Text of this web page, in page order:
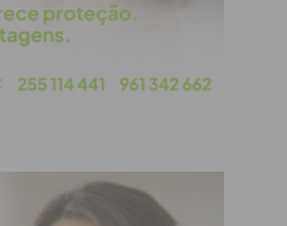
apetite para o jogo da
o Baião e o